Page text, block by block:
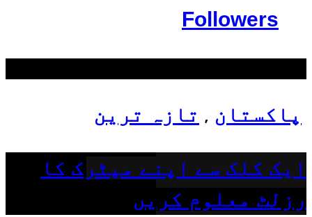
Followers
پاکستان , تازہ ترین
ایک کلک سے اپنے میٹرک کا
رزلٹ معلوم کریں